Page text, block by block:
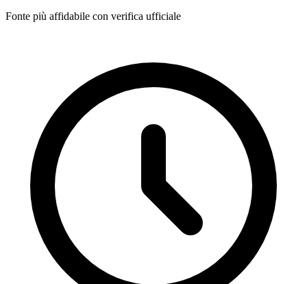
Fonte più affidabile con verifica ufficiale